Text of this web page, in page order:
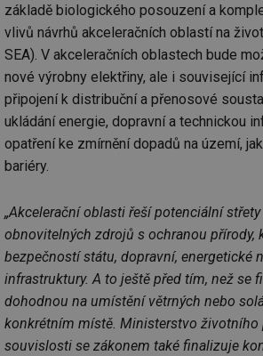
základě biologického posouzení a
vlivů návrhů akceleračních oblastí na
SEA). V akceleračních oblastech bude
nové výrobny elektřiny, ale i související
připojení k distribuční a přenosové
ukládání energie, dopravní a technickou
opatření ke zmírnění dopadů na území,
bariéry.
„Akcelerační oblasti řeší potenciální
obnovitelných zdrojů s ochranou přírody,
bezpečností státu, dopravní, energetické
infrastruktury. A to ještě před tím, než se
dohodnou na umístění větrných nebo
konkrétním místě. Ministerstvo životního
souvislosti se zákonem také finalizuje